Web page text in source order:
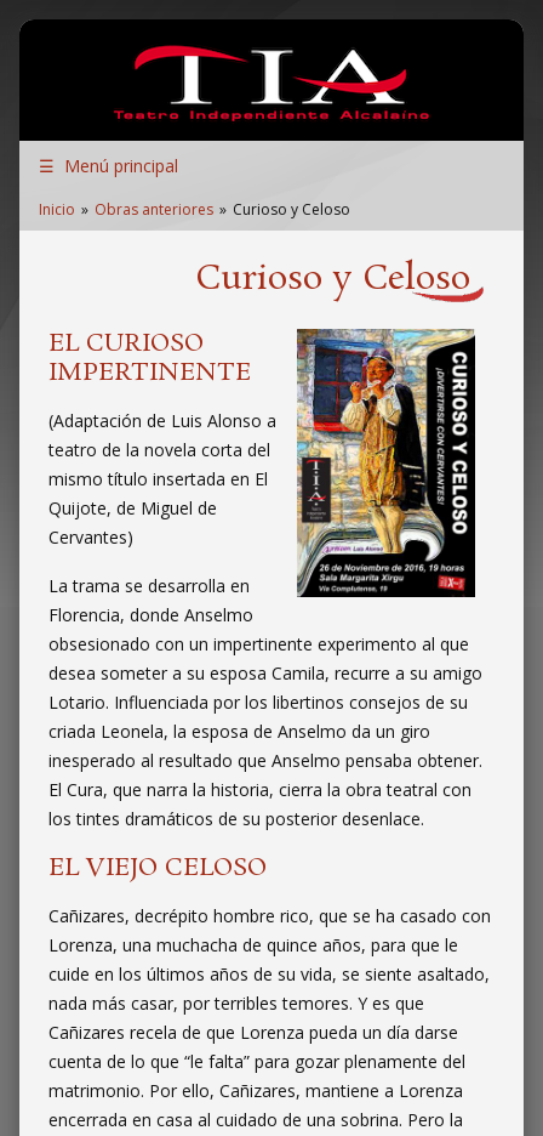
Pasar al contenido principal
Teatro Independiente Alcalaíno
☰ Menú principal
Enlaces
de
navegación
Inicio Obras anteriores Curioso y Celoso
Curioso y Celoso
EL CURIOSO
IMPERTINENTE
(Adaptación de Luis Alonso a
teatro de la novela corta del
mismo título insertada en El
Quijote, de Miguel de
Cervantes)
La trama se desarrolla en
Florencia, donde Anselmo
obsesionado con un impertinente experimento al que
desea someter a su esposa Camila, recurre a su amigo
Lotario. Influenciada por los libertinos consejos de su
criada Leonela, la esposa de Anselmo da un giro
inesperado al resultado que Anselmo pensaba obtener.
El Cura, que narra la historia, cierra la obra teatral con
los tintes dramáticos de su posterior desenlace.
EL VIEJO CELOSO
Cañizares, decrépito hombre rico, que se ha casado con
Lorenza, una muchacha de quince años, para que le
cuide en los últimos años de su vida, se siente asaltado,
nada más casar, por terribles temores. Y es que
Cañizares recela de que Lorenza pueda un día darse
cuenta de lo que “le falta” para gozar plenamente del
matrimonio. Por ello, Cañizares, mantiene a Lorenza
encerrada en casa al cuidado de una sobrina. Pero la